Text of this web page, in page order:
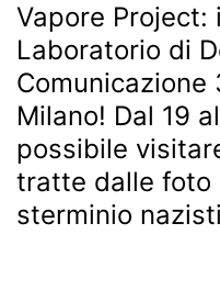
Vapore
Laboratorio di
Comunicazione
Milano! Dal 19
possibile
tratte dalle foto
sterminio